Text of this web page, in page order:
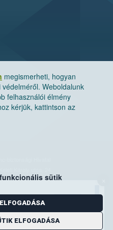
megismerheti, hogyan
Weboldalunk
felhasználói élmény
kérjük, kattintson az
sütik
ELFOGADÁSA
biztonsági Hivatal
Budapest. Pf. 30.
80/263-244
336-9000